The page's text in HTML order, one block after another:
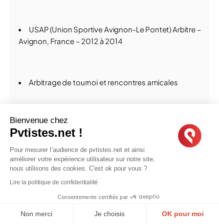
USAP (Union Sportive Avignon-Le Pontet) Arbitre –
Avignon, France – 2012 à 2014
Arbitrage de tournoi et rencontres amicales
Anonyme
Merci pour ta réponse ! 😃
Je suis pas chez moi ce week end , je modifie ça mardi
et j envoie tout !!! 😃
Message de Marie
Bienvenue chez
Pvtistes.net !
Pour mesurer l’audience de pvtistes.net et ainsi
améliorer votre expérience utilisateur sur notre site,
nous utilisons des cookies. C'est ok pour vous ?
Lire la politique de confidentialité
Consentements certifiés par
Non merci Je choisis OK pour moi